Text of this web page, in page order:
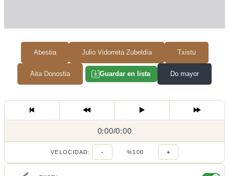
Abestia Julio Vidorreta Zubeldía Txistu
Aita Donostia Guardar en lista Do mayor
0:00/
0:00/0:00
VELOCIDAD: - %100 +